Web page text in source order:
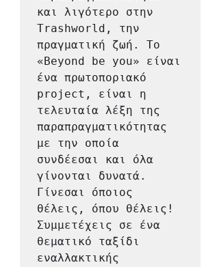
και λιγότερο στην
Trashworld, την
πραγματική ζωή. Το
«Beyond be you» είναι
ένα πρωτοποριακό
project, είναι η
τελευταία λέξη της
παραπραγματικότητας
με την οποία
συνδέεσαι και όλα
γίνονται δυνατά.
Γίνεσαι όποιος
θέλεις, όπου θέλεις!
Συμμετέχεις σε ένα
θεματικό ταξίδι
εναλλακτικής